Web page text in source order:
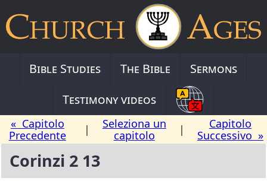
Bible Studies The Bible
Sermons
Testimony videos
« Capitolo
Precedente
|
Seleziona un
capitolo
|
Capitolo
Successivo »
Corinzi 2 13